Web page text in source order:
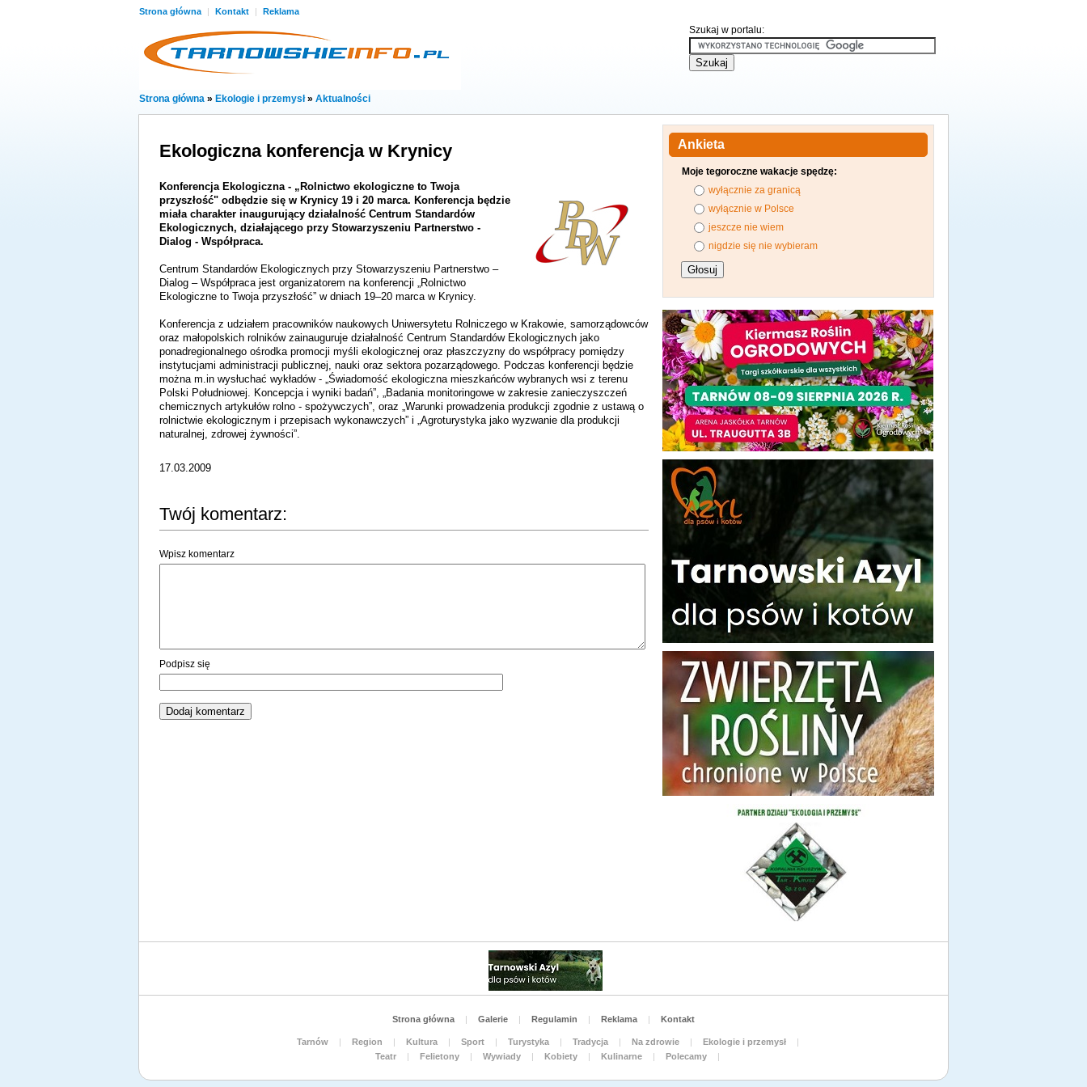
Strona główna | Kontakt | Reklama
Szukaj w portalu:
Strona główna » Ekologie i przemysł» Aktualności
Ekologiczna konferencja w Krynicy
Konferencja Ekologiczna - „Rolnictwo ekologiczne to Twoja
przyszłość" odbędzie się w Krynicy 19 i 20 marca. Konferencja będzie
miała charakter inaugurujący działalność Centrum Standardów
Ekologicznych, działającego przy Stowarzyszeniu Partnerstwo -
Dialog - Współpraca.
Centrum Standardów Ekologicznych przy Stowarzyszeniu Partnerstwo –
Dialog – Współpraca jest organizatorem na konferencji „Rolnictwo
Ekologiczne to Twoja przyszłość” w dniach 19–20 marca w Krynicy.
Konferencja z udziałem pracowników naukowych Uniwersytetu Rolniczego w Krakowie, samorządowców
oraz małopolskich rolników zainauguruje działalność Centrum Standardów Ekologicznych jako
ponadregionalnego ośrodka promocji myśli ekologicznej oraz płaszczyzny do współpracy pomiędzy
instytucjami administracji publicznej, nauki oraz sektora pozarządowego. Podczas konferencji będzie
można m.in wysłuchać wykładów - „Świadomość ekologiczna mieszkańców wybranych wsi z terenu
Polski Południowej. Koncepcja i wyniki badań”, „Badania monitoringowe w zakresie zanieczyszczeń
chemicznych artykułów rolno - spożywczych”, oraz „Warunki prowadzenia produkcji zgodnie z ustawą o
rolnictwie ekologicznym i przepisach wykonawczych” i „Agroturystyka jako wyzwanie dla produkcji
naturalnej, zdrowej żywności”.
17.03.2009
Twój komentarz:
Wpisz komentarz
Podpisz się
Ankieta
Moje tegoroczne wakacje spędzę:
wyłącznie za granicą
wyłącznie w Polsce
jeszcze nie wiem
nigdzie się nie wybieram
Strona główna | Galerie | Regulamin | Reklama | Kontakt
Tarnów | Region | Kultura | Sport | Turystyka | Tradycja | Na zdrowie | Ekologie i przemysł
|
Teatr
| Felietony | Wywiady | Kobiety | Kulinarne | Polecamy |